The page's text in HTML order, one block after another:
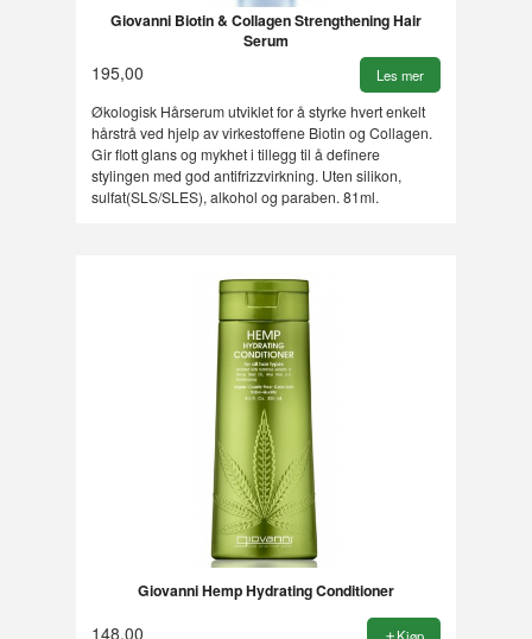
Giovanni Biotin & Collagen Strengthening Hair
Serum
195,00 Les mer
Økologisk Hårserum utviklet for å styrke hvert enkelt
hårstrå ved hjelp av virkestoffene Biotin og Collagen.
Gir flott glans og mykhet i tillegg til å definere
stylingen med god antifrizzvirkning. Uten silikon,
sulfat(SLS/SLES), alkohol og paraben. 81ml.
Giovanni Hemp Hydrating Conditioner
148,00 Kjøp